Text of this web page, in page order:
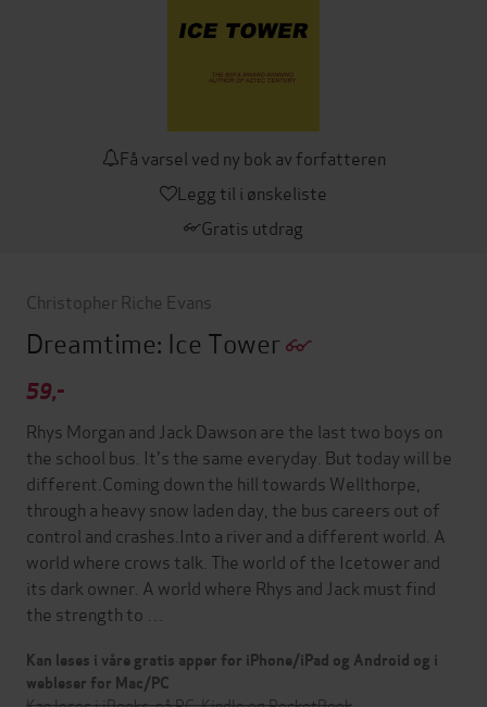
Få varsel ved ny bok av forfatteren
Legg til i ønskeliste
Gratis utdrag
Christopher Riche Evans
Dreamtime: Ice Tower
59,-
Rhys Morgan and Jack Dawson are the last two boys on
the school bus. It's the same everyday. But today will be
different.Coming down the hill towards Wellthorpe,
through a heavy snow laden day, the bus careers out of
control and crashes.Into a river and a different world. A
world where crows talk. The world of the Icetower and
its dark owner. A world where Rhys and Jack must find
the strength to …
Kan leses i våre gratis apper for iPhone/iPad og Android og i
webleser for Mac/PC